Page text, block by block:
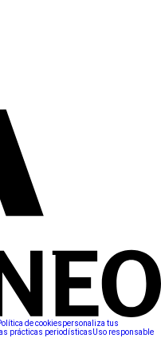
de cookiespersonaliza tus
prácticas periodísticasUso responsable